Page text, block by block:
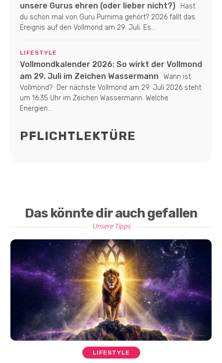
unsere Gurus ehren (oder lieber nicht?)
Hast
du schon mal von Guru Purnima gehört? 2026 fällt das
Ereignis auf den Vollmond am 29. Juli. Es...
LIFESTYLE
Vollmondkalender 2026: So wirkt der Vollmond
am 29. Juli im Zeichen Wassermann
Wann ist
Vollmond? Der nächste Vollmond am 29. Juli 2026 steht
um 16:35 Uhr im Zeichen Wassermann. Welche
Energien...
PFLICHTLEKTÜRE
Das könnte dir auch gefallen
Unsere Tipps
LIFESTYLE